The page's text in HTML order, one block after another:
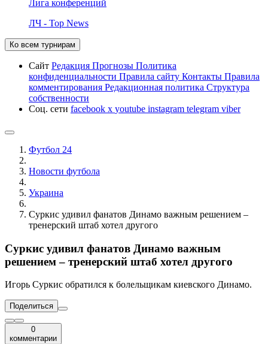
Лига конференций
ЛЧ - Top News
Ко всем турнирам
Сайт Редакция Прогнозы Политика
конфиденциальности Правила сайту Контакты Правила
комментирования Редакционная политика Структура
собственности
Соц. сети facebook x youtube instagram telegram viber
Футбол 24
Новости футбола
Украина
Суркис удивил фанатов Динамо важным решением –
тренерский штаб хотел другого
Суркис удивил фанатов Динамо важным
решением – тренерский штаб хотел другого
Игорь Суркис обратился к болельщикам киевского Динамо.
Поделиться
0
комментарии